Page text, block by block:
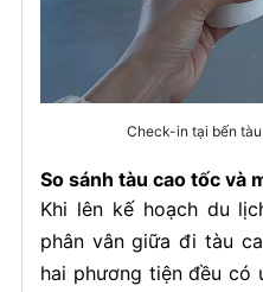
Check-in tại bến
So sánh tàu cao tốc và
Khi lên kế hoạch du
phân vân giữa đi tàu
hai phương tiện đều có